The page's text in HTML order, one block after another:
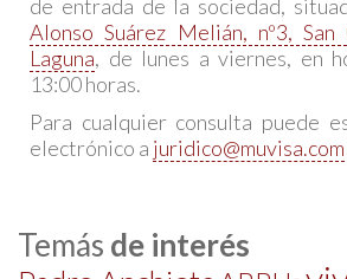
de entrada de la sociedad,
Alonso Suárez Melián, nº3,
Laguna, de lunes a viernes, en
13:00 horas.
Para cualquier consulta puede
electrónico a juridico@muvisa.com
Temás de interés